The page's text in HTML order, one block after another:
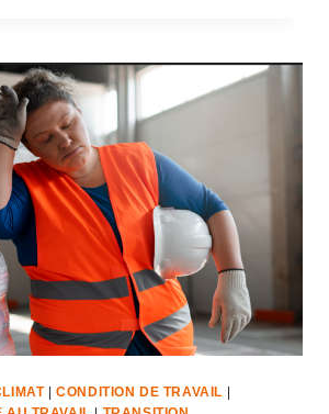
|CONDITION DE TRAVAIL |